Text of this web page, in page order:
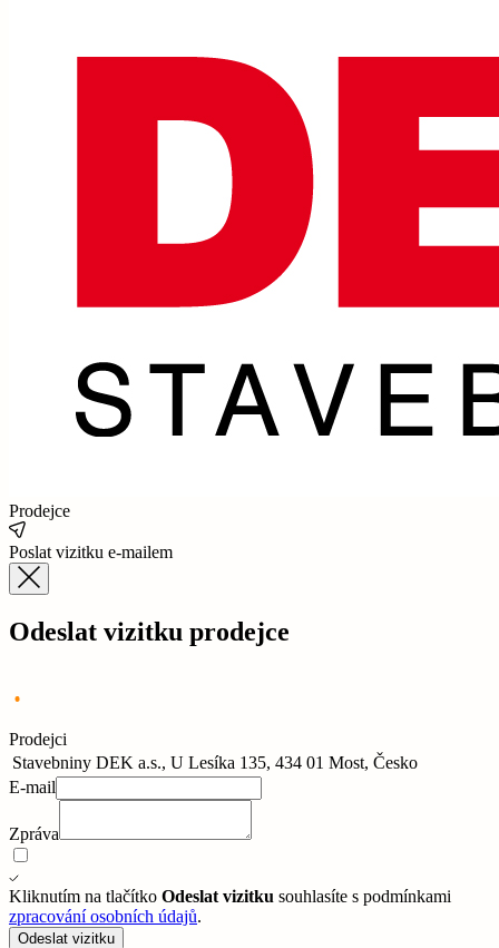
Prodejce
Poslat vizitku e-mailem
Odeslat vizitku prodejce
Prodejci
Stavebniny DEK a.s., U Lesíka 135, 434 01 Most, Česko
E-mail
Zpráva
Kliknutím na tlačítko Odeslat vizitku souhlasíte s podmínkami
zpracování osobních údajů.
Odeslat vizitku